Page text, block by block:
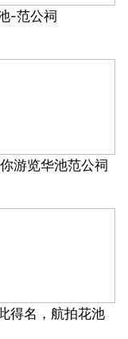
-范公祠
游览华池范公祠
得名，航拍花池